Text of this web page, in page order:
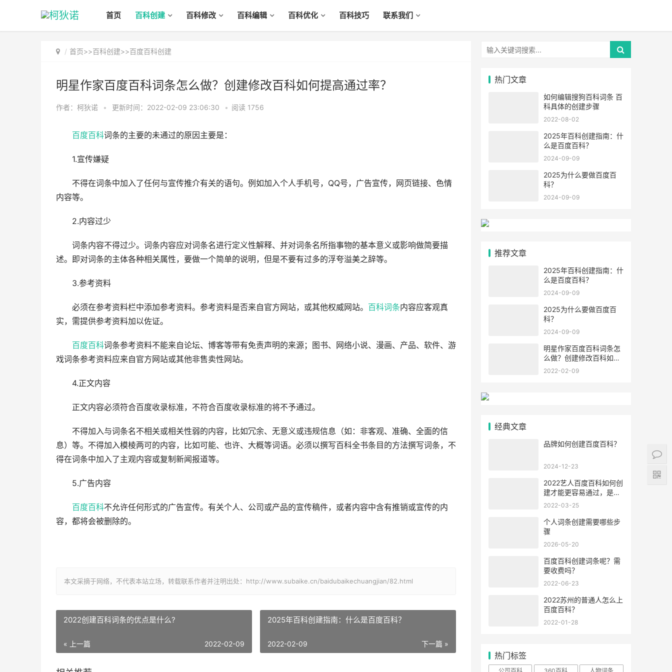
首页 百科创建 百科修改 百科编辑 百科优化 百科技巧 联系我们
首页>>百科创建>>百度百科创建
明星作家百度百科词条怎么做？创建修改百科如何提高通过率？
作者：柯狄诺 • 更新时间：2022-02-09 23:06:30 • 阅读 1756
百度百科词条的主要的未通过的原因主要是：
1.宣传嫌疑
不得在词条中加入了任何与宣传推介有关的语句。例如加入个人手机号，QQ号，广告宣传，网页链接、色情
内容等。
2.内容过少
词条内容不得过少。词条内容应对词条名进行定义性解释、并对词条名所指事物的基本意义或影响做简要描
述。即对词条的主体各种相关属性，要做一个简单的说明，但是不要有过多的浮夸溢美之辞等。
3.参考资料
必须在参考资料栏中添加参考资料。参考资料是否来自官方网站，或其他权威网站。 百科词条内容应客观真
实，需提供参考资料加以佐证。
百度百科词条参考资料不能来自论坛、博客等带有免责声明的来源；图书、网络小说、漫画、产品、软件、游
戏词条参考资料应来自官方网站或其他非售卖性网站。
4.正文内容
正文内容必须符合百度收录标准，不符合百度收录标准的将不予通过。
不得加入与词条名不相关或相关性弱的内容，比如冗余、无意义或违规信息（如：非客观、准确、全面的信
息）等。不得加入模棱两可的内容，比如可能、也许、大概等词语。必须以撰写百科全书条目的方法撰写词条，不
得在词条中加入了主观内容或复制新闻报道等。
5.广告内容
百度百科不允许任何形式的广告宣传。有关个人、公司或产品的宣传稿件，或者内容中含有推销或宣传的内
容，都将会被删除的。
本文采摘于网络，不代表本站立场，转载联系作者并注明出处：http://www.subaike.cn/baidubaikechuangjian/82.html
2022创建百科词条的优点是什么?
« 上一篇 2022-02-09
2025年百科创建指南：什么是百度百科？
下一篇 »
2022-02-09
热门文章
如何编辑搜狗百科词条 百
科具体的创建步骤
2022-08-02
2025年百科创建指南：什
么是百度百科？
2024-09-09
2025为什么要做百度百
科？
2024-09-09
推荐文章
2025年百科创建指南：什
么是百度百科？
2024-09-09
2025为什么要做百度百
科？
2024-09-09
明星作家百度百科词条怎
么做？创建修改百科如何
提高通过率？
2022-02-09
经典文章
品牌如何创建百度百科？
2024-12-23
2022艺人百度百科如何创
建才能更容易通过，是谁
编辑的？
2022-03-25
个人词条创建需要哪些步
骤
2026-05-20
百度百科创建词条呢？需
要收费吗？
2022-06-23
2022苏州的普通人怎么上
百度百科？
2022-01-28
热门标签